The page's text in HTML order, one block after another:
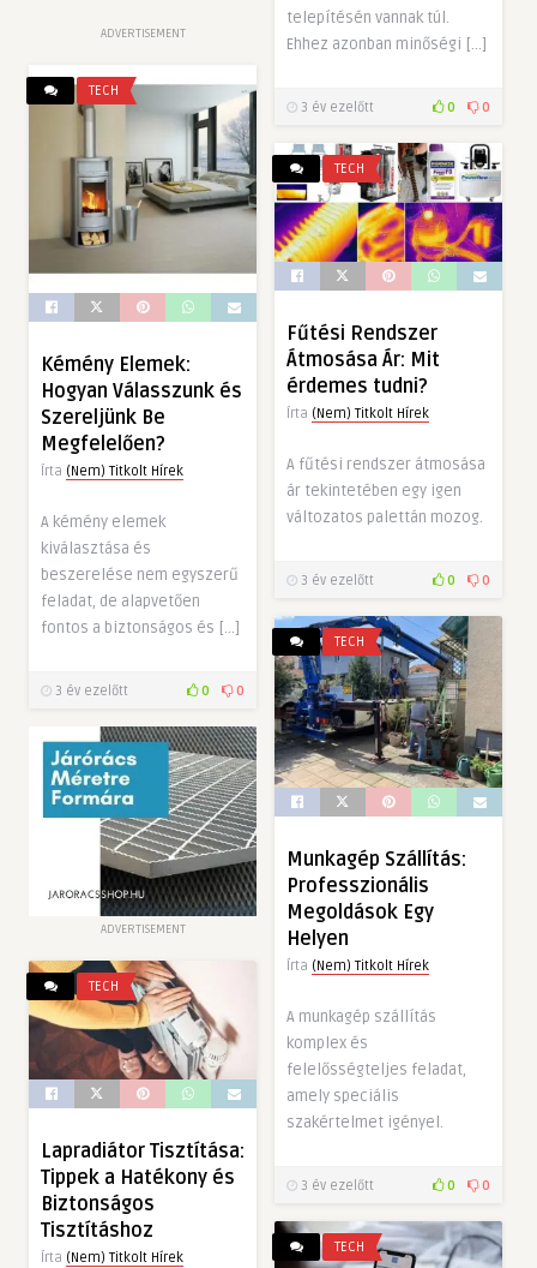
telepítésén vannak túl.
Ehhez azonban minőségi […]
3 év ezelőtt 0 0
ADVERTISEMENT
TECH
Kémény Elemek:
Hogyan Válasszunk és
Szereljünk Be
Megfelelően?
Írta (Nem) Titkolt Hírek
A kémény elemek
kiválasztása és
beszerelése nem egyszerű
feladat, de alapvetően
fontos a biztonságos és […]
3 év ezelőtt 0 0
TECH
Fűtési Rendszer
Átmosása Ár: Mit
érdemes tudni?
Írta (Nem) Titkolt Hírek
A fűtési rendszer átmosása
ár tekintetében egy igen
változatos palettán mozog.
3 év ezelőtt 0 0
TECH
Munkagép Szállítás:
Professzionális
Megoldások Egy
Helyen
Írta (Nem) Titkolt Hírek
A munkagép szállítás
komplex és
felelősségteljes feladat,
amely speciális
szakértelmet igényel.
3 év ezelőtt 0 0
ADVERTISEMENT
TECH
Lapradiátor Tisztítása:
Tippek a Hatékony és
Biztonságos
Tisztításhoz
Írta (Nem) Titkolt Hírek
TECH